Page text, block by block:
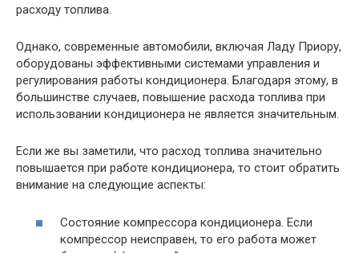
расходу топлива.
Однако, современные автомобили, включая Ладу Приору,
оборудованы эффективными системами управления и
регулирования работы кондиционера. Благодаря этому, в
большинстве случаев, повышение расхода топлива при
использовании кондиционера не является значительным.
Если же вы заметили, что расход топлива значительно
повышается при работе кондиционера, то стоит обратить
внимание на следующие аспекты:
Состояние компрессора кондиционера. Если
компрессор неисправен, то его работа может